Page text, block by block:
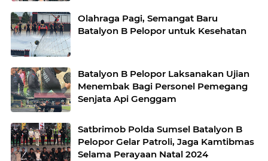
Olahraga Pagi, Semangat Baru
Batalyon B Pelopor untuk Kesehatan
Batalyon B Pelopor Laksanakan Ujian
Menembak Bagi Personel Pemegang
Senjata Api Genggam
Satbrimob Polda Sumsel Batalyon B
Pelopor Gelar Patroli, Jaga Kamtibmas
Selama Perayaan Natal 2024